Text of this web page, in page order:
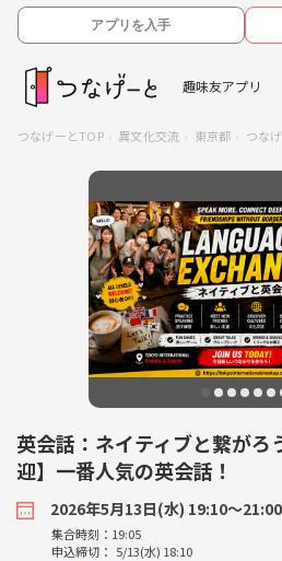
アプリを入手
趣味友アプリ
つなげーとTOP 異文化交流 東京都 つな
英会話：ネイティブと繋がろ
迎】一番人気の英会話！
2026年5月13日(水) 19:10〜21:00
集合時刻：19:05
申込締切： 5/13(水) 18:10